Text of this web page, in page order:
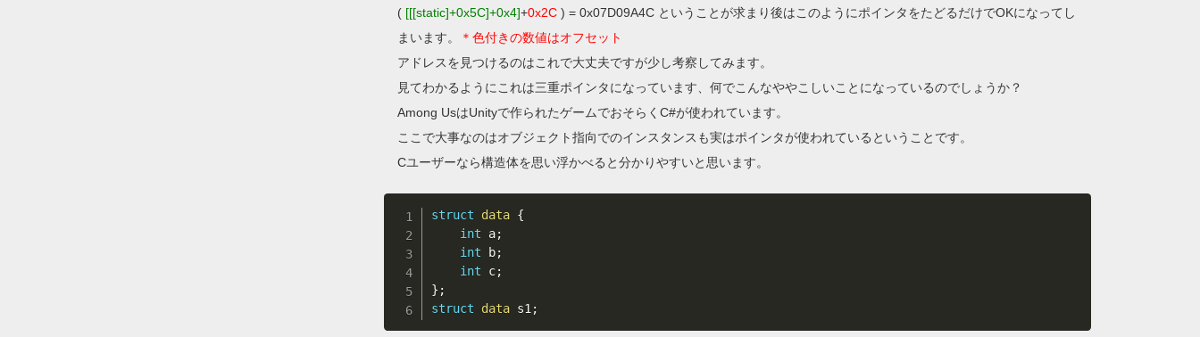
( [[[static]+0x5C]+0x4]+0x2C ) = 0x07D09A4C ということが求まり後はこのようにポインタをたどるだけでOKになってし
まいます。
＊色付きの数値はオフセット
アドレスを見つけるのはこれで大丈夫ですが少し考察してみます。
見てわかるようにこれは三重ポインタになっています、何でこんなややこしいことになっているのでしょうか？
Among UsはUnityで作られたゲームでおそらくC#が使われています。
ここで大事なのはオブジェクト指向でのインスタンスも実はポインタが使われているということです。
Cユーザーなら構造体を思い浮かべると分かりやすいと思います。
struct data {
int a;
int b;
int c;
} ;
struct
data s1 ;